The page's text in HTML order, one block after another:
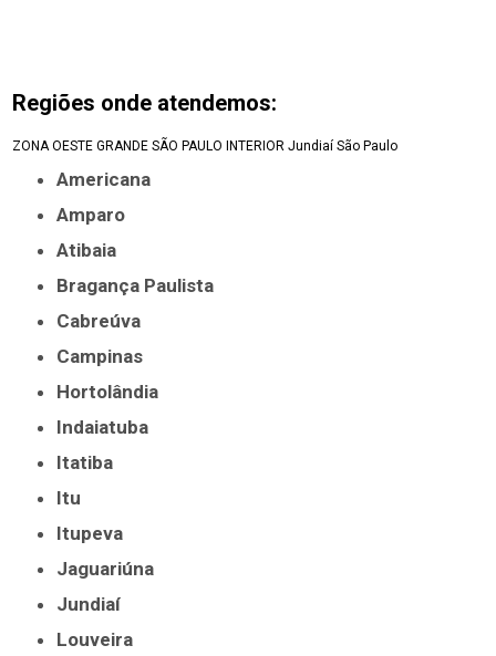
Regiões onde atendemos:
ZONA OESTE GRANDE SÃO PAULO INTERIOR Jundiaí São Paulo
Americana
Amparo
Atibaia
Bragança Paulista
Cabreúva
Campinas
Hortolândia
Indaiatuba
Itatiba
Itu
Itupeva
Jaguariúna
Jundiaí
Louveira